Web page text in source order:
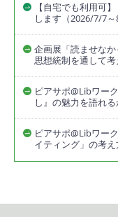
【自宅でも利用可
します（2026/7/7～
企画展「読ませな
思想統制を通して
ピアサポ@Libワー
し』の魅力を語れ
ピアサポ@Libワー
イティング」の考